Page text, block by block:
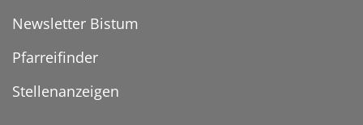
Newsletter Bistum
Pfarreifinder
Stellenanzeigen